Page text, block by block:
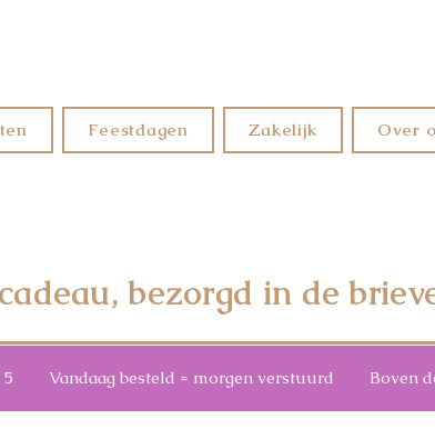
Feestdagen Zakelijk Over
bezorgd in de
€ 5 Vandaag besteld = morgen verstuurd Boven